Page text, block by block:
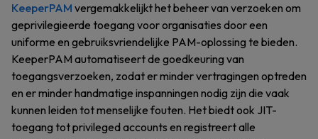
KeeperPAM vergemakkelijkt het beheer van verzoeken om
geprivilegieerde toegang voor organisaties door een
uniforme en gebruiksvriendelijke PAM-oplossing te bieden.
KeeperPAM automatiseert de goedkeuring van
toegangsverzoeken, zodat er minder vertragingen optreden
en er minder handmatige inspanningen nodig zijn die vaak
kunnen leiden tot menselijke fouten. Het biedt ook JIT-
toegang tot privileged accounts en registreert alle